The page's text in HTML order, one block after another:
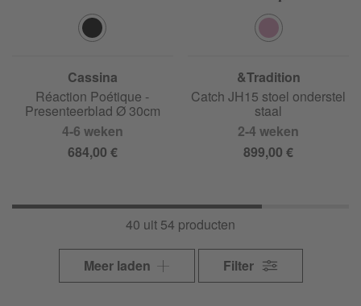
Cassina
Réaction Poétique -
Presenteerblad Ø 30cm
4-6 weken
684,00 €
&Tradition
Catch JH15 stoel onderstel
staal
2-4 weken
899,00 €
40 uit 54 producten
Meer laden Filter